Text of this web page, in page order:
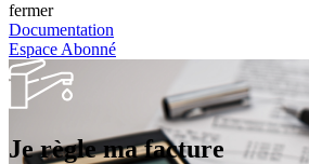
fermer
Documentation
Espace Abonné
Je règle ma facture